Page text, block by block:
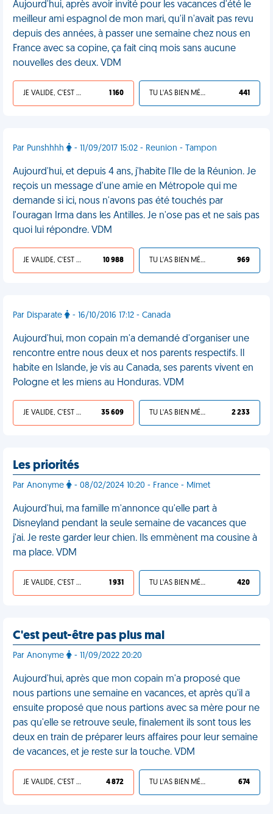
Aujourd'hui, après avoir invité pour les vacances d'été le
meilleur ami espagnol de mon mari, qu'il n'avait pas revu
depuis des années, à passer une semaine chez nous en
France avec sa copine, ça fait cinq mois sans aucune
nouvelles des deux. VDM
JE VALIDE, C'EST UNE VDM 1 160 TU L'AS BIEN MÉRITÉ 441
Par Punshhhh - 11/09/2017 15:02 - Reunion - Tampon
Aujourd'hui, et depuis 4 ans, j'habite l'Ile de la Réunion. Je
reçois un message d'une amie en Métropole qui me
demande si ici, nous n'avons pas été touchés par
l'ouragan Irma dans les Antilles. Je n'ose pas et ne sais pas
quoi lui répondre. VDM
JE VALIDE, C'EST UNE VDM 10 988 TU L'AS BIEN MÉRITÉ 969
Par Disparate - 16/10/2016 17:12 - Canada
Aujourd'hui, mon copain m'a demandé d'organiser une
rencontre entre nous deux et nos parents respectifs. Il
habite en Islande, je vis au Canada, ses parents vivent en
Pologne et les miens au Honduras. VDM
JE VALIDE, C'EST UNE VDM 35 609 TU L'AS BIEN MÉRITÉ 2 233
Les priorités
Par Anonyme - 08/02/2024 10:20 - France - Mimet
Aujourd'hui, ma famille m'annonce qu'elle part à
Disneyland pendant la seule semaine de vacances que
j'ai. Je reste garder leur chien. Ils emmènent ma cousine à
ma place. VDM
JE VALIDE, C'EST UNE VDM 1 931 TU L'AS BIEN MÉRITÉ 420
C'est peut-être pas plus mal
Par Anonyme - 11/09/2022 20:20
Aujourd'hui, après que mon copain m'a proposé que
nous partions une semaine en vacances, et après qu'il a
ensuite proposé que nous partions avec sa mère pour ne
pas qu'elle se retrouve seule, finalement ils sont tous les
deux en train de préparer leurs affaires pour leur semaine
de vacances, et je reste sur la touche. VDM
JE VALIDE, C'EST UNE VDM 4 872 TU L'AS BIEN MÉRITÉ 674